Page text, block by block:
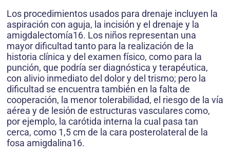
Los procedimientos usados para drenaje incluyen la
aspiración con aguja, la incisión y el drenaje y la
amigdalectomía16. Los niños representan una
mayor dificultad tanto para la realización de la
historia clínica y del examen físico, como para la
punción, que podría ser diagnóstica y terapéutica,
con alivio inmediato del dolor y del trismo; pero la
dificultad se encuentra también en la falta de
cooperación, la menor tolerabilidad, el riesgo de la vía
aérea y de lesión de estructuras vasculares como,
por ejemplo, la carótida interna la cual pasa tan
cerca, como 1,5 cm de la cara posterolateral de la
fosa amigdalina16.